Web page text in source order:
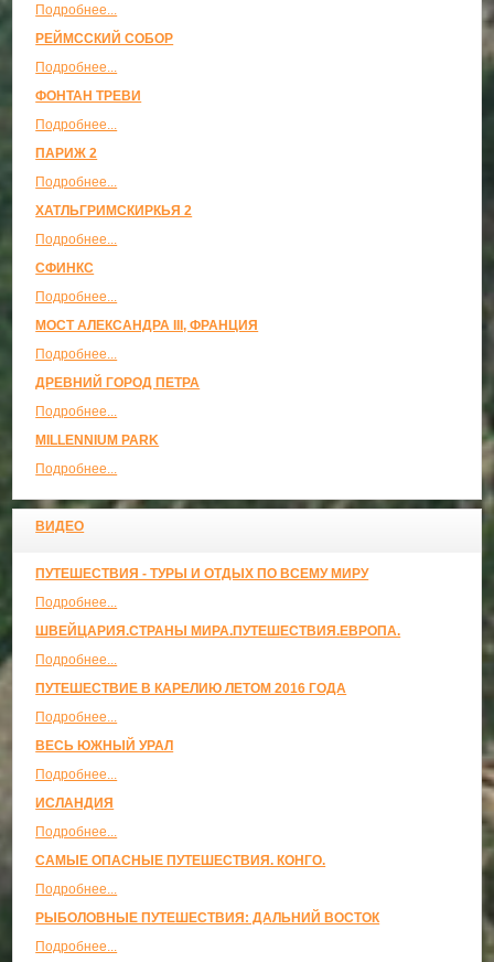
Подробнее...
РЕЙМССКИЙ СОБОР
Подробнее...
ФОНТАН ТРЕВИ
Подробнее...
ПАРИЖ 2
Подробнее...
ХАТЛЬГРИМСКИРКЬЯ 2
Подробнее...
СФИНКС
Подробнее...
МОСТ АЛЕКСАНДРА III, ФРАНЦИЯ
Подробнее...
ДРЕВНИЙ ГОРОД ПЕТРА
Подробнее...
MILLENNIUM PARK
Подробнее...
ВИДЕО
ПУТЕШЕСТВИЯ - ТУРЫ И ОТДЫХ ПО ВСЕМУ МИРУ
Подробнее...
ШВЕЙЦАРИЯ.СТРАНЫ МИРА.ПУТЕШЕСТВИЯ.ЕВРОПА.
Подробнее...
ПУТЕШЕСТВИЕ В КАРЕЛИЮ ЛЕТОМ 2016 ГОДА
Подробнее...
ВЕСЬ ЮЖНЫЙ УРАЛ
Подробнее...
ИСЛАНДИЯ
Подробнее...
САМЫЕ ОПАСНЫЕ ПУТЕШЕСТВИЯ. КОНГО.
Подробнее...
РЫБОЛОВНЫЕ ПУТЕШЕСТВИЯ: ДАЛЬНИЙ ВОСТОК
Подробнее...